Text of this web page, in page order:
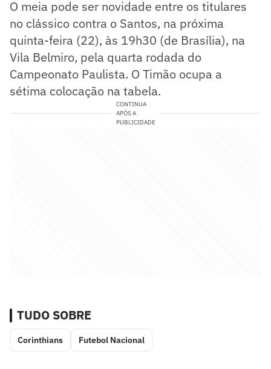
O meia pode ser novidade entre os titulares
no clássico contra o Santos, na próxima
quinta-feira (22), às 19h30 (de Brasília), na
Vila Belmiro, pela quarta rodada do
Campeonato Paulista. O Timão ocupa a
sétima colocação na tabela.
CONTINUA
APÓS A
PUBLICIDADE
TUDO SOBRE
Corinthians Futebol Nacional